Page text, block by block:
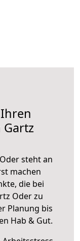
steht an
machen
die bei
Oder zu
Planung bis
Hab & Gut.